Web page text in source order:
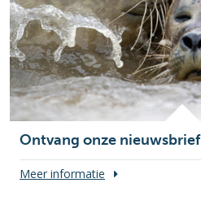
Ontvang onze nieuwsbrief
Meer informatie